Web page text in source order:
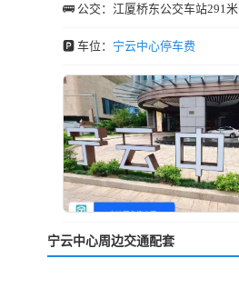
🚌 公交：江厦桥东公交车站291米
🅿️ 车位： 宁云中心停车费
宁云中心周边交通配套